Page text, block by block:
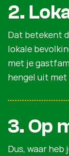
2.
Dat betekent
lokale
met je
hengel uit
3. Op
Dus, waar heb